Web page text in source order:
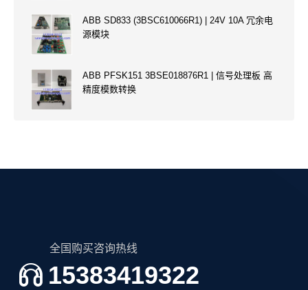
ABB SD833 (3BSC610066R1) | 24V 10A 冗余电
源模块
ABB PFSK151 3BSE018876R1 | 信号处理板 高
精度模数转换
全国购买咨询热线
15383419322